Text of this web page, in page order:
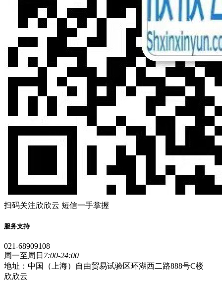
扫码关注欣欣云 短信一手掌握
服务支持
021-68909108
周一至周日 7:00-24:00
地址：中国（上海）自由贸易试验区环湖西二路888号C楼
欣欣云